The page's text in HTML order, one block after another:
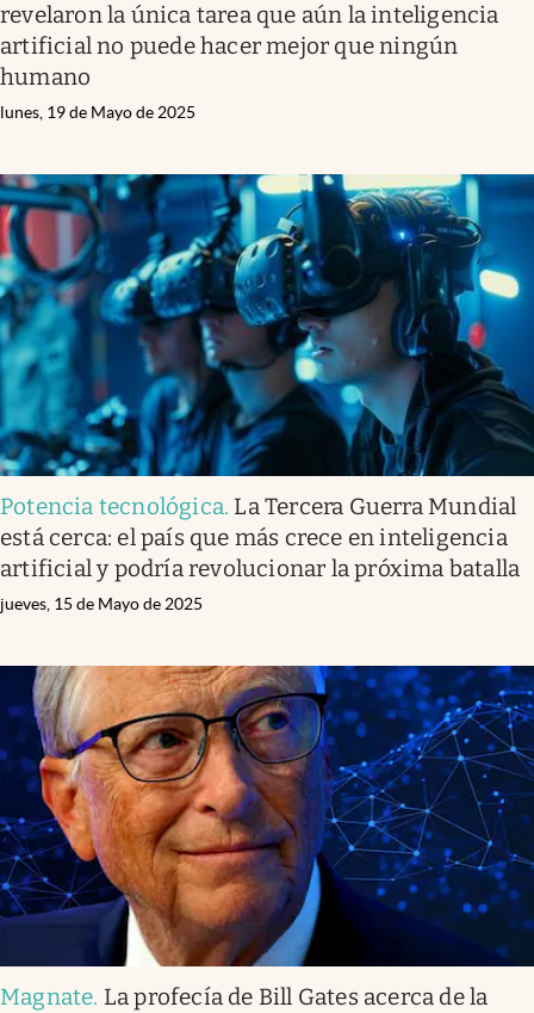
revelaron la única tarea que aún la inteligencia
artificial no puede hacer mejor que ningún
humano
lunes, 19 de Mayo de 2025
Potencia tecnológica. La Tercera Guerra Mundial
está cerca: el país que más crece en inteligencia
artificial y podría revolucionar la próxima batalla
jueves, 15 de Mayo de 2025
Magnate. La profecía de Bill Gates acerca de la